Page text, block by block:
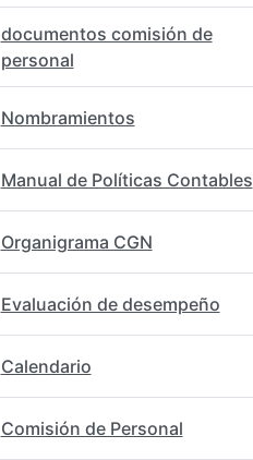
documentos comisión de
personal
Nombramientos
Manual de Políticas Contables
Organigrama CGN
Evaluación de desempeño
Calendario
Comisión de Personal